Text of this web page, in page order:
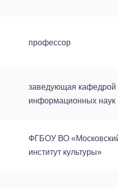
профессор
заведующая кафедрой
информационных наук
ФГБОУ ВО
институт культуры»